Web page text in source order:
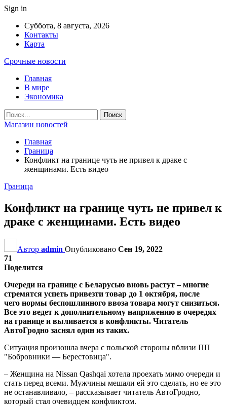
Sign in
Суббота, 8 августа, 2026
Контакты
Карта
Срочные новости
Главная
В мире
Экономика
Магазин новостей
Главная
Граница
Конфликт на границе чуть не привел к драке с
женщинами. Есть видео
Граница
Конфликт на границе чуть не привел к
драке с женщинами. Есть видео
Автор admin Опубликовано Сен 19, 2022
71
Поделится
Очереди на границе с Беларусью вновь растут – многие
стремятся успеть привезти товар до 1 октября, после
чего нормы беспошлинного ввоза товара могут снизиться.
Все это ведет к дополнительному напряжению в очередях
на границе и выливается в конфликты. Читатель
АвтоГродно заснял один из таких.
Ситуация произошла вчера с польской стороны вблизи ПП
"Бобровники — Берестовица".
– Женщина на Nissan Qashqai хотела проехать мимо очереди и
стать перед всеми. Мужчины мешали ей это сделать, но ее это
не останавливало, – рассказывает читатель АвтоГродно,
который стал очевидцем конфликтом.